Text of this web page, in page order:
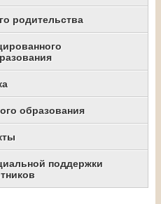
родительства
образования
поддержки